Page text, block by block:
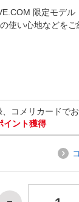
限定モデル
使い心地などをご
コメリカードで
イント獲得